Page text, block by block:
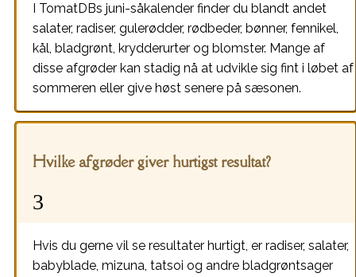
I TomatDBs juni-såkalender finder du blandt andet
salater, radiser, gulerødder, rødbeder, bønner, fennikel,
kål, bladgrønt, krydderurter og blomster. Mange af
disse afgrøder kan stadig nå at udvikle sig fint i løbet af
sommeren eller give høst senere på sæsonen.
Hvilke afgrøder giver hurtigst resultat?
Hvis du gerne vil se resultater hurtigt, er radiser, salater,
babyblade, mizuna, tatsoi og andre bladgrøntsager